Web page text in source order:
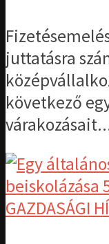
juttatásra
következő
GAZDASÁGI